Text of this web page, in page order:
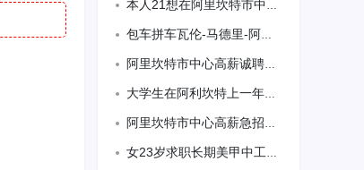
本人21想在阿里坎特市中心找一份寿司学徒工作电话672917030
包车拼车瓦伦-马德里-阿利卡特都可以需要66-38-89-506
阿里坎特市中心高薪诚聘临时油锅，包吃住，电话602005163
大学生在阿利坎特上一年语言学校，有居留证，想找一份餐饮服务类工作
阿里坎特市中心高薪急招寿司师傅，要求讲卫生，速度快，联系电话
女23岁求职长期美甲中工，阿利坎特市中心哪位老板给个机会，人勤快肯吃苦，肯学，大